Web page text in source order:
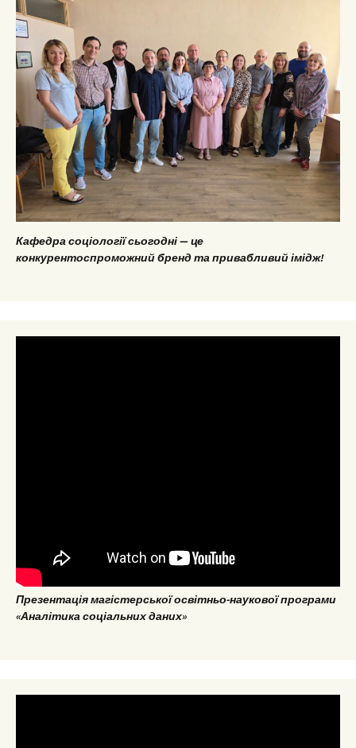
Кафедра соціології сьогодні — це
конкурентоспроможний бренд та привабливий імідж!
Презентація магістерської освітньо-наукової програми
«Аналітика соціальних даних»